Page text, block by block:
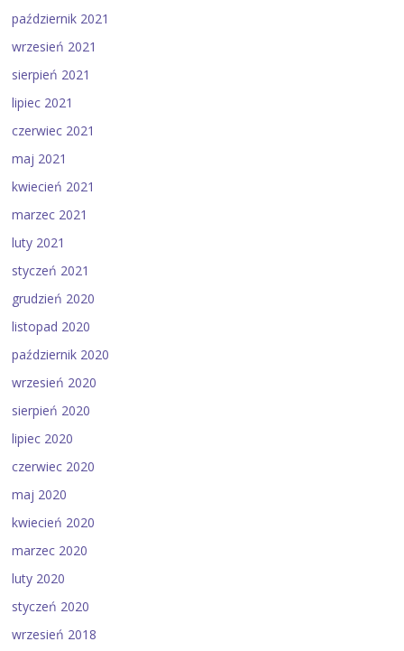
październik 2021
wrzesień 2021
sierpień 2021
lipiec 2021
czerwiec 2021
maj 2021
kwiecień 2021
marzec 2021
luty 2021
styczeń 2021
grudzień 2020
listopad 2020
październik 2020
wrzesień 2020
sierpień 2020
lipiec 2020
czerwiec 2020
maj 2020
kwiecień 2020
marzec 2020
luty 2020
styczeń 2020
wrzesień 2018